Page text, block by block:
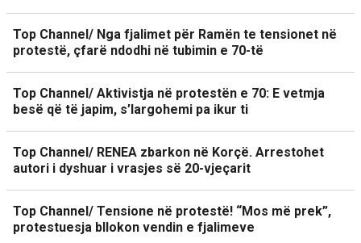
Top Channel/ Nga fjalimet për Ramën te tensionet në
protestë, çfarë ndodhi në tubimin e 70-të
Top Channel/ Aktivistja në protestën e 70: E vetmja
besë që të japim, s’largohemi pa ikur ti
Top Channel/ RENEA zbarkon në Korçë. Arrestohet
autori i dyshuar i vrasjes së 20-vjeçarit
Top Channel/ Tensione në protestë! “Mos më prek”,
protestuesja bllokon vendin e fjalimeve